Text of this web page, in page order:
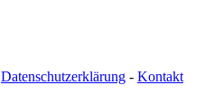
Datenschutzerklärung - Kontakt